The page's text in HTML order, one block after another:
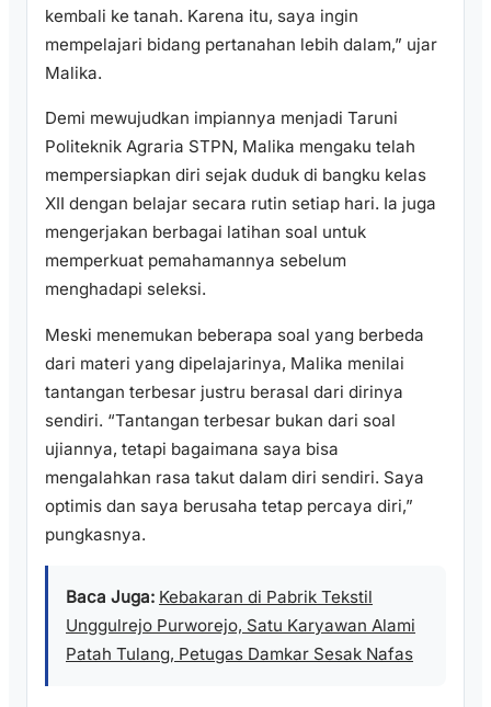
kembali ke tanah. Karena itu, saya ingin
mempelajari bidang pertanahan lebih dalam,” ujar
Malika.
Demi mewujudkan impiannya menjadi Taruni
Politeknik Agraria STPN, Malika mengaku telah
mempersiapkan diri sejak duduk di bangku kelas
XII dengan belajar secara rutin setiap hari. Ia juga
mengerjakan berbagai latihan soal untuk
memperkuat pemahamannya sebelum
menghadapi seleksi.
Meski menemukan beberapa soal yang berbeda
dari materi yang dipelajarinya, Malika menilai
tantangan terbesar justru berasal dari dirinya
sendiri. “Tantangan terbesar bukan dari soal
ujiannya, tetapi bagaimana saya bisa
mengalahkan rasa takut dalam diri sendiri. Saya
optimis dan saya berusaha tetap percaya diri,”
pungkasnya.
Baca Juga: Kebakaran di Pabrik Tekstil
Unggulrejo Purworejo, Satu Karyawan Alami
Patah Tulang, Petugas Damkar Sesak Nafas